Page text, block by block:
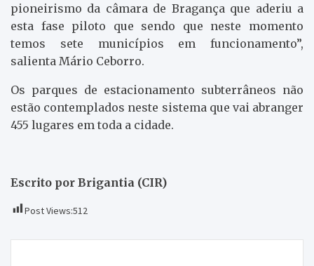
pioneirismo da câmara de Bragança que aderiu a
esta fase piloto que sendo que neste momento
temos sete municípios em funcionamento”,
salienta Mário Ceborro.
Os parques de estacionamento subterrâneos não
estão contemplados neste sistema que vai abranger
455 lugares em toda a cidade.
Escrito por Brigantia (CIR)
Post Views:512